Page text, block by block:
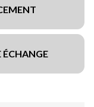
ÉCHANGE